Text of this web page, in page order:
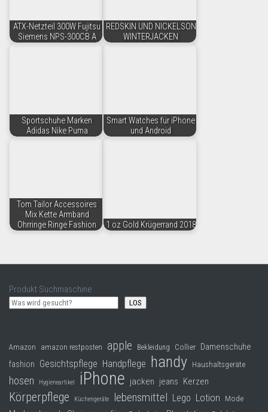
ATX-Netzteil 300W Fujitsu
Siemens NPS-300CB A
REDSKIN UND NICKELSON
WINTERJACKEN
Sportschuhe Marken
Adidas Nike Puma
Smart Watches für iPhone
und Android
Tom Tailor Accessoires
Mix Kette Armband
Ohrringe Ringe Fashion
1 oz Gold Krügerrand 2018
Produkt Suchmaschine
LOS
Amazon amazon restposten apple Bekleidung Collier Damenschuhe
fashion Gesichtspflege Handpflege handy Haushaltsgeräte
hosen Hygieneartikel iPhone jacken jeans Kerzen
Körperpflege Küchengeräte lebensmittel Lego Lotion Mode